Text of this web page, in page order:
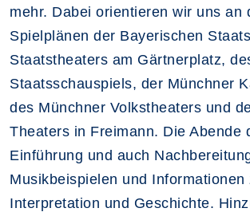
mehr. Dabei orientieren wir uns an
Spielplänen der Bayerischen
Staatstheaters am Gärtnerplatz,
Staatsschauspiels, der Münchner
des Münchner Volkstheaters und
Theaters in Freimann. Die Abende
Einführung und auch
Musikbeispielen und Informationen
Interpretation und Geschichte.